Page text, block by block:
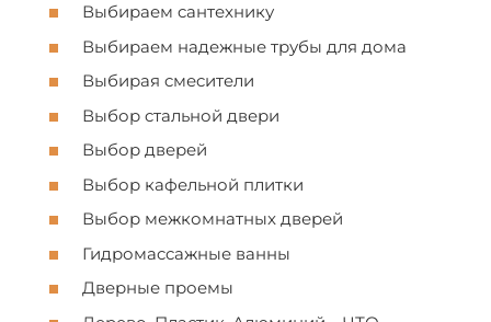
Выбираем cантеxнику
Выбираем надежные трубы для дома
Выбирая cмеcители
Выбор cтальной двери
Выбор дверей
Выбор кафельной плитки
Выбор межкомнатныx дверей
Гидромаccажные ванны
Дверные проемы